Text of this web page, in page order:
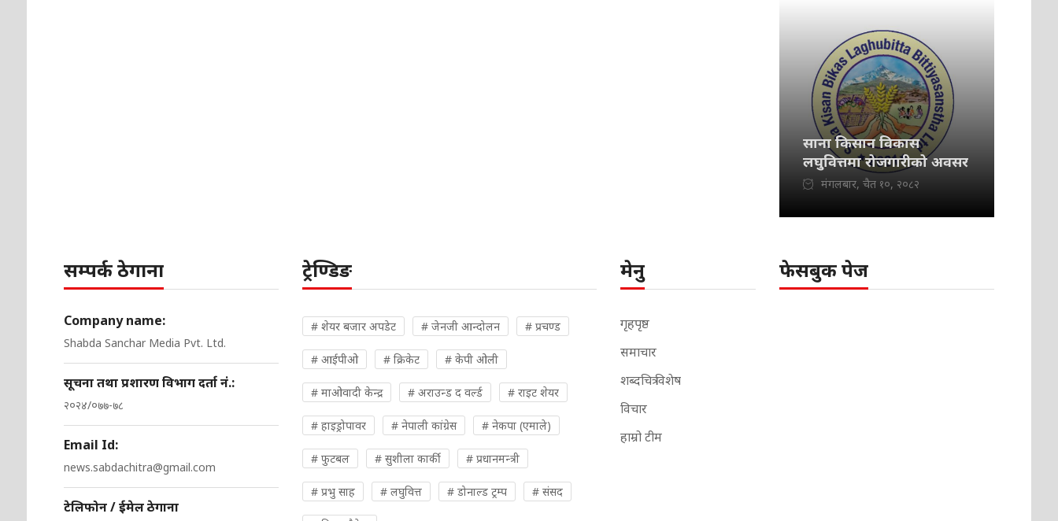
साना किसान विकास
लघुवित्तमा रोजगारीको अवसर
मंगलबार, चैत १०, २०८२
सम्पर्क ठेगाना
Company name:
Shabda Sanchar Media Pvt. Ltd.
सूचना तथा प्रशारण विभाग दर्ता नं.:
२०२४/०७७-७८
Email Id:
news.sabdachitra@gmail.com
टेलिफोन / ईमेल ठेगाना
ट्रेण्डिङ
# शेयर बजार अपडेट # जेनजी आन्दोलन # प्रचण्ड
# आईपीओ # क्रिकेट # केपी ओली
# माओवादी केन्द्र # अराउन्ड द वर्ल्ड # राइट शेयर
# हाइड्रोपावर # नेपाली कांग्रेस # नेकपा (एमाले)
# फुटबल # सुशीला कार्की # प्रधानमन्त्री
# प्रभु साह # लघुवित्त # डोनाल्ड ट्रम्प # संसद
मेनु
गृहपृष्ठ
समाचार
शब्दचित्र विशेष
विचार
हाम्रो टीम
फेसबुक पेज